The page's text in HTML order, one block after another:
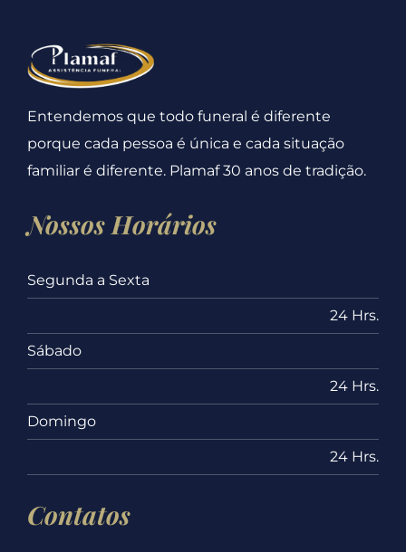
Entendemos que todo funeral é diferente
porque cada pessoa é única e cada situação
familiar é diferente. Plamaf 30 anos de tradição.
Nossos Horários
Segunda a Sexta
24 Hrs.
Sábado
24 Hrs.
Domingo
24 Hrs.
Contatos